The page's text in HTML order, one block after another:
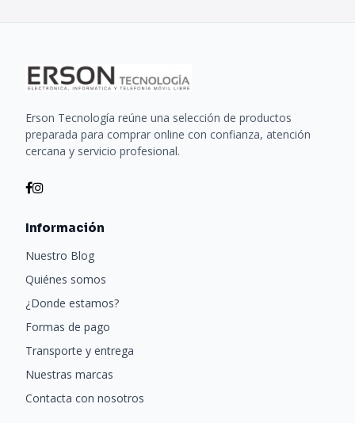
Erson Tecnología reúne una selección de productos
preparada para comprar online con confianza, atención
cercana y servicio profesional.
Información
Nuestro Blog
Quiénes somos
¿Donde estamos?
Formas de pago
Transporte y entrega
Nuestras marcas
Contacta con nosotros